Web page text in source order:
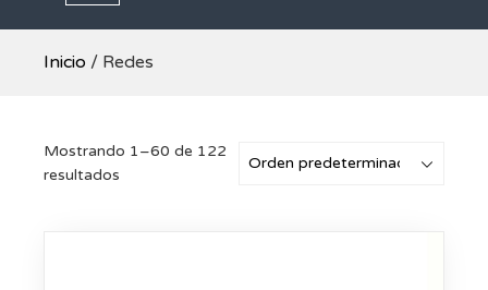
Inicio / Redes
Mostrando 1–60 de 122
resultados